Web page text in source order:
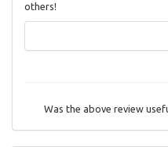
others!
Was the above review